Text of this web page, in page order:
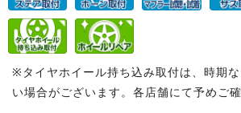
※タイヤホイール持ち込み取付は、時期
い場合がございます。各店舗にて予めご確